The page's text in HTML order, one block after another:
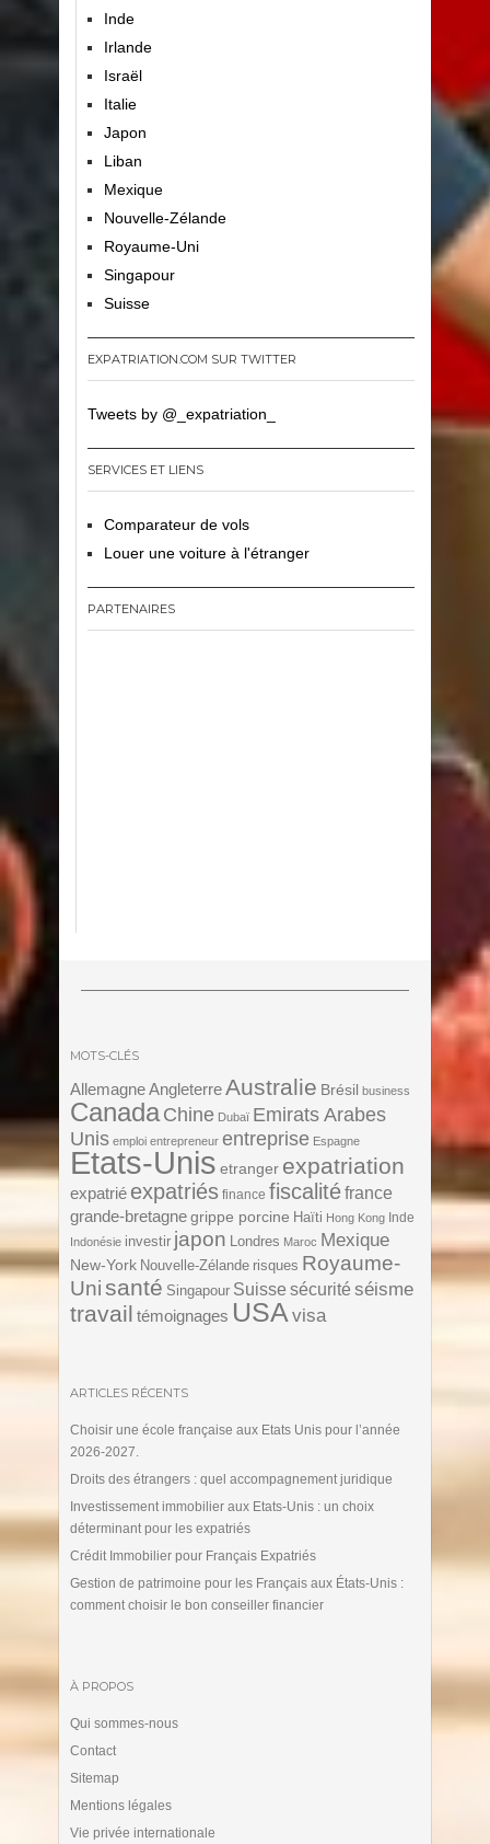
Inde
Irlande
Israël
Italie
Japon
Liban
Mexique
Nouvelle-Zélande
Royaume-Uni
Singapour
Suisse
EXPATRIATION.COM SUR TWITTER
Tweets by @_expatriation_
SERVICES ET LIENS
Comparateur de vols
Louer une voiture à l'étranger
PARTENAIRES
MOTS-CLÉS
Allemagne Angleterre Australie Brésil business
Canada Chine Dubaï Emirats Arabes
Unis emploi entrepreneur entreprise Espagne
Etats-Unis etranger expatriation
expatrié expatriés finance fiscalitéfrance
grande-bretagne grippe porcine Haïti Hong Kong Inde
Indonésie investir japon Londres Maroc Mexique
New-York Nouvelle-Zélande risques Royaume-
Unisanté Singapour Suisse sécurité séisme
travail témoignages USA visa
ARTICLES RÉCENTS
Choisir une école française aux Etats Unis pour l’année
2026-2027.
Droits des étrangers : quel accompagnement juridique
Investissement immobilier aux Etats-Unis : un choix
déterminant pour les expatriés
Crédit Immobilier pour Français Expatriés
Gestion de patrimoine pour les Français aux États-Unis :
comment choisir le bon conseiller financier
À PROPOS
Qui sommes-nous
Contact
Sitemap
Mentions légales
Vie privée internationale